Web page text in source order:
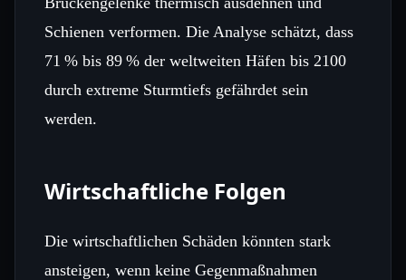
Schienen verformen. Die Analyse schätzt, dass
71 % bis 89 % der weltweiten Häfen bis 2100
durch extreme Sturmtiefs gefährdet sein
werden.
Wirtschaftliche Folgen
Die wirtschaftlichen Schäden könnten stark
ansteigen, wenn keine Gegenmaßnahmen